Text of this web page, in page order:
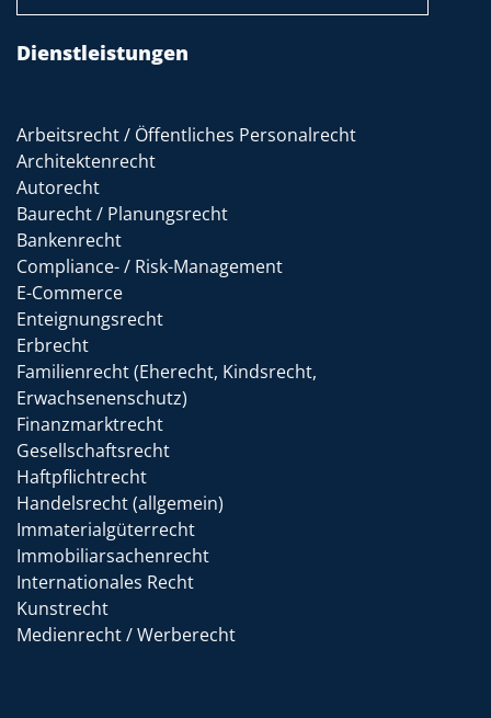
Dienstleistungen
Arbeitsrecht / Öffentliches Personalrecht
Architektenrecht
Autorecht
Baurecht / Planungsrecht
Bankenrecht
Compliance- / Risk-Management
E-Commerce
Enteignungsrecht
Erbrecht
Familienrecht (Eherecht, Kindsrecht,
Erwachsenenschutz)
Finanzmarktrecht
Gesellschaftsrecht
Haftpflichtrecht
Handelsrecht (allgemein)
Immaterialgüterrecht
Immobiliarsachenrecht
Internationales Recht
Kunstrecht
Medienrecht / Werberecht